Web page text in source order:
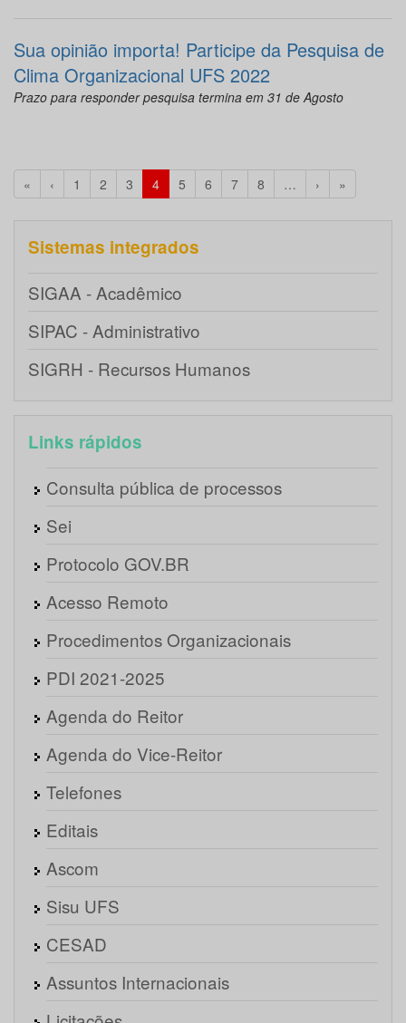
Sua opinião importa! Participe da Pesquisa de
Clima Organizacional UFS 2022
Prazo para responder pesquisa termina em 31 de Agosto
« ‹ 1 2 3 4 5 6 7 8 … › »
Sistemas integrados
SIGAA - Acadêmico
SIPAC - Administrativo
SIGRH - Recursos Humanos
Links rápidos
Consulta pública de processos
Sei
Protocolo GOV.BR
Acesso Remoto
Procedimentos Organizacionais
PDI 2021-2025
Agenda do Reitor
Agenda do Vice-Reitor
Telefones
Editais
Ascom
Sisu UFS
CESAD
Assuntos Internacionais